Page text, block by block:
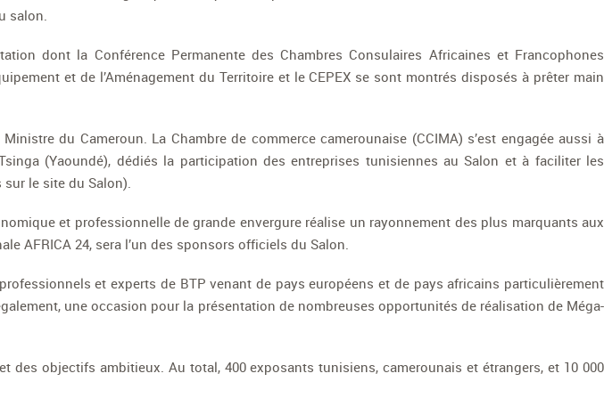
salon.
dont la Conférence Permanente des Chambres Consulaires Africaines et Francophones
et de l’Aménagement du Territoire et le CEPEX se sont montrés disposés à prêter main
du Cameroun. La Chambre de commerce camerounaise (CCIMA) s’est engagée aussi à
(Yaoundé), dédiés la participation des entreprises tunisiennes au Salon et à faciliter les
le site du Salon).
et professionnelle de grande envergure réalise un rayonnement des plus marquants aux
AFRICA 24, sera l’un des sponsors officiels du Salon.
et experts de BTP venant de pays européens et de pays africains particulièrement
une occasion pour la présentation de nombreuses opportunités de réalisation de Méga-
objectifs ambitieux. Au total, 400 exposants tunisiens, camerounais et étrangers, et 10 000